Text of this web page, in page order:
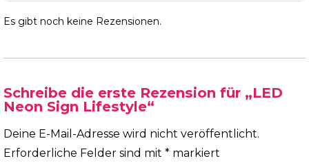
Es gibt noch keine Rezensionen.
Schreibe die erste Rezension für „LED
Neon Sign Lifestyle“
Deine E-Mail-Adresse wird nicht veröffentlicht.
Erforderliche Felder sind mit * markiert